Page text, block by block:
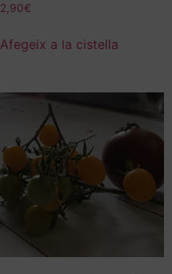
2,90€
Afegeix a la cistella